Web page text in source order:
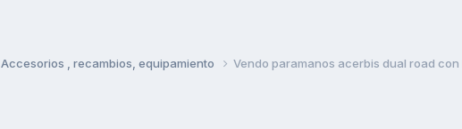
Accesorios , recambios, equipamiento Vendo paramanos acerbis dual road con